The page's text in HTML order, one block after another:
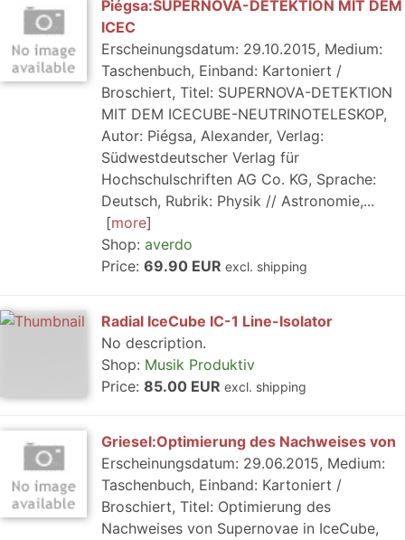
Piégsa:SUPERNOVA-DETEKTION MIT DEM
ICEC
Erscheinungsdatum: 29.10.2015, Medium:
Taschenbuch, Einband: Kartoniert /
Broschiert, Titel: SUPERNOVA-DETEKTION
MIT DEM ICECUBE-NEUTRINOTELESKOP,
Autor: Piégsa, Alexander, Verlag:
Südwestdeutscher Verlag für
Hochschulschriften AG Co. KG, Sprache:
Deutsch, Rubrik: Physik // Astronomie,...
more
Shop: averdo
Price: 69.90 EUR excl. shipping
Radial IceCube IC-1 Line-Isolator
No description.
Shop: Musik Produktiv
Price: 85.00 EUR excl. shipping
Griesel:Optimierung des Nachweises von
Erscheinungsdatum: 29.06.2015, Medium:
Taschenbuch, Einband: Kartoniert /
Broschiert, Titel: Optimierung des
Nachweises von Supernovae in IceCube,